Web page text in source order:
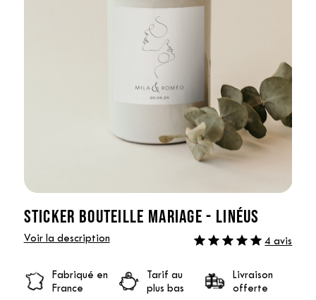
STICKER BOUTEILLE MARIAGE - LINÉUS
Voir la description 4 avis
Fabriqué en
France
Tarif au
plus bas
Livraison
offerte